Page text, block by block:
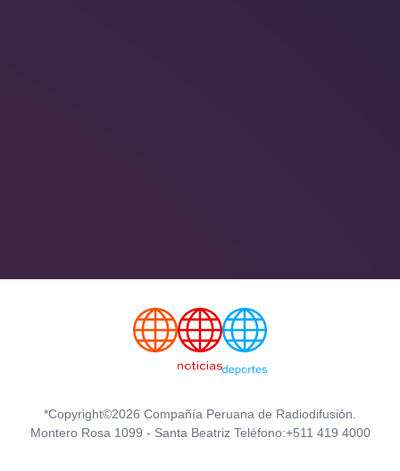
*Copyright©2026 Compañía Peruana de Radiodifusión.
Montero Rosa 1099 - Santa Beatriz Teléfono:+511 419 4000